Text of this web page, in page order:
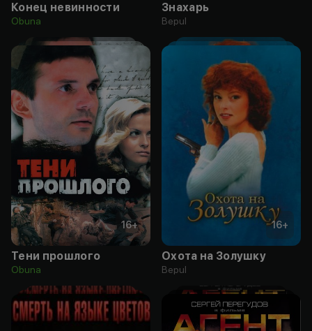
Конец невинности
Obuna
Знахарь
Bepul
16+
Тени прошлого
Obuna
16+
Охота на Золушку
Bepul